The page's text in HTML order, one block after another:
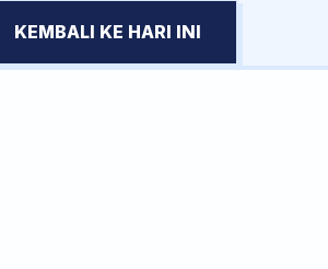
KEMBALI KE HARI INI